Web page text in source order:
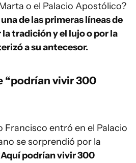
o el Palacio Apostólico?
de las primeras líneas de
tradición y el lujo o por la
a su antecesor.
“podrían vivir 300
Francisco entró en el Palacio
se sorprendió por la
Aquí podrían vivir 300